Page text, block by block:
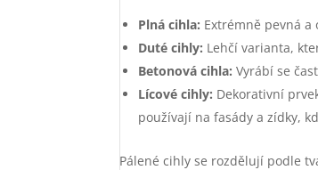
Plná cihla: Extrémně pevná
Duté cihly: Lehčí varianta,
Betonová cihla: Vyrábí se
Lícové cihly: Dekorativní
používají na fasády a zídky,
Pálené cihly se rozdělují podle